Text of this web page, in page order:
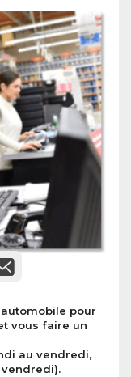
pour
vous faire un
au vendredi,
vendredi).